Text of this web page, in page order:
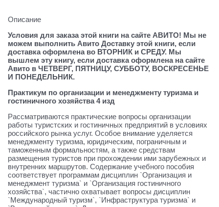
Описание
Условия для заказа этой книги на сайте АВИТО! Мы не
можем выполнить Авито Доставку этой книги, если
доставка оформлена во ВТОРНИК и СРЕДУ. Мы
вышлем эту книгу, если доставка оформлена на сайте
Авито в ЧЕТВЕРГ, ПЯТНИЦУ, СУББОТУ, ВОСКРЕСЕНЬЕ
И ПОНЕДЕЛЬНИК.
Практикум по организации и менеджменту туризма и
гостиничного хозяйства 4 изд
Рассматриваются практические вопросы организации
работы туристских и гостиничных предприятий в условиях
российского рынка услуг. Особое внимание уделяется
менеджменту туризма, юридическим, пограничным и
таможенным формальностям, а также средствам
размещения туристов при прохождении ими зарубежных и
внутренних маршрутов. Содержание учебного пособия
соответствует программам дисциплин `Организация и
менеджмент туризма` и `Организация гостиничного
хозяйства`, частично охватывает вопросы дисциплин
`Международный туризм`, `Инфраструктура туризма` и